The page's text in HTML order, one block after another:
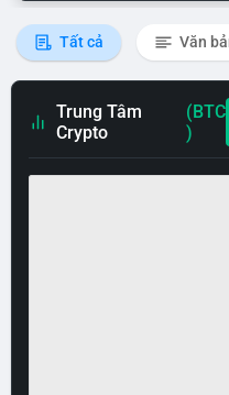
Tất cả Văn
Trung Tâm
Crypto
(BTC
)